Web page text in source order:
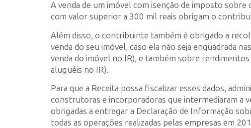
A venda de um imóvel com isenção de imposto
com valor superior a 300 mil reais obrigam o
Além disso, o contribuinte também é obrigado a
venda do seu imóvel, caso ela não seja enquadrada
venda do imóvel no IR), e também sobre
aluguéis no IR).
Para que a Receita possa fiscalizar esses dados,
construtoras e incorporadoras que intermediaram a
obrigadas a entregar a Declaração de Informação
todas as operações realizadas pelas empresas em